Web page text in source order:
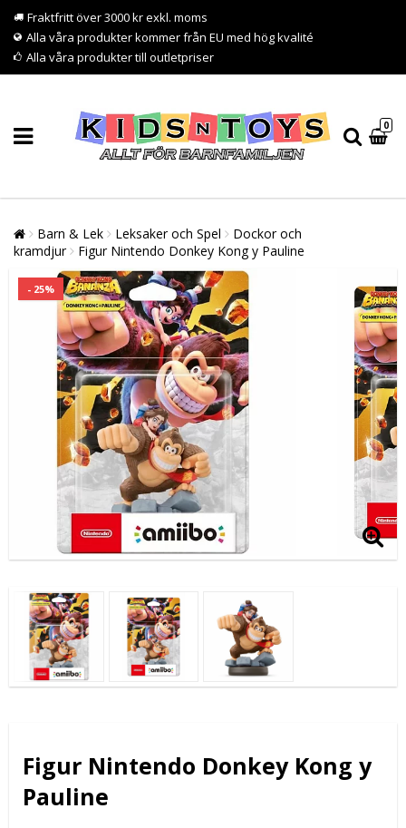
Fraktfritt över 3000 kr exkl. moms
Alla våra produkter kommer från EU med hög kvalité
Alla våra produkter till outletpriser
0
Barn & Lek Leksaker och Spel
Dockor och
kramdjur
Figur Nintendo Donkey Kong y Pauline
- 25%
Figur Nintendo Donkey Kong y
Pauline